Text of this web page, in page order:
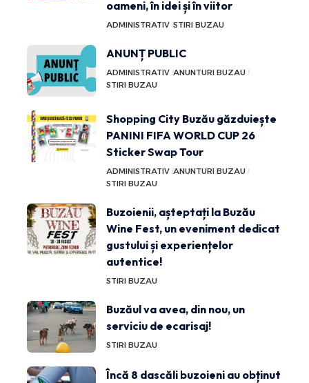
oameni, în idei și în viitor
ADMINISTRATIV STIRI BUZAU
ANUNȚ PUBLIC
ADMINISTRATIV ANUNTURI BUZAU
STIRI BUZAU
Shopping City Buzău găzduiește
PANINI FIFA WORLD CUP 26
Sticker Swap Tour
ADMINISTRATIV ANUNTURI BUZAU
STIRI BUZAU
Buzoienii, așteptați la Buzău
Wine Fest, un eveniment dedicat
gustului și experiențelor
autentice!
STIRI BUZAU
Buzăul va avea, din nou, un
serviciu de ecarisaj!
STIRI BUZAU
Încă 8 dascăli buzoieni au obținut